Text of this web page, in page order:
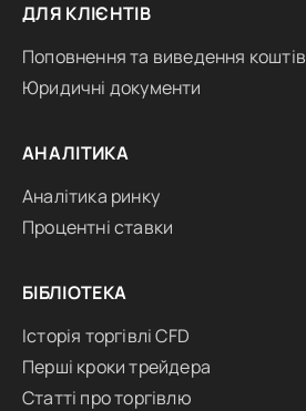
ДЛЯ КЛІЄНТІВ
Поповнення та виведення коштів
Юридичні документи
АНАЛІТИКА
Аналітика ринку
Процентні ставки
БІБЛІОТЕКА
Історія торгівлі CFD
Перші кроки трейдера
Статті про торгівлю